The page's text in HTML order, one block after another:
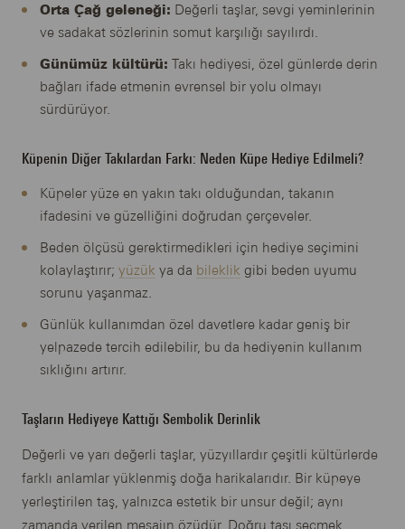
Orta Çağ geleneği: Değerli taşlar, sevgi yeminlerinin
ve sadakat sözlerinin somut karşılığı sayılırdı.
Günümüz kültürü: Takı hediyesi, özel günlerde derin
bağları ifade etmenin evrensel bir yolu olmayı
sürdürüyor.
Küpenin Diğer Takılardan Farkı: Neden Küpe Hediye Edilmeli?
Küpeler yüze en yakın takı olduğundan, takanın
ifadesini ve güzelliğini doğrudan çerçeveler.
Beden ölçüsü gerektirmedikleri için hediye seçimini
kolaylaştırır; yüzük ya da bileklik gibi beden uyumu
sorunu yaşanmaz.
Günlük kullanımdan özel davetlere kadar geniş bir
yelpazede tercih edilebilir, bu da hediyenin kullanım
sıklığını artırır.
Taşların Hediyeye Kattığı Sembolik Derinlik
Değerli ve yarı değerli taşlar, yüzyıllardır çeşitli kültürlerde
farklı anlamlar yüklenmiş doğa harikalarıdır. Bir küpeye
yerleştirilen taş, yalnızca estetik bir unsur değil; aynı
zamanda verilen mesajın özüdür. Doğru taşı seçmek,